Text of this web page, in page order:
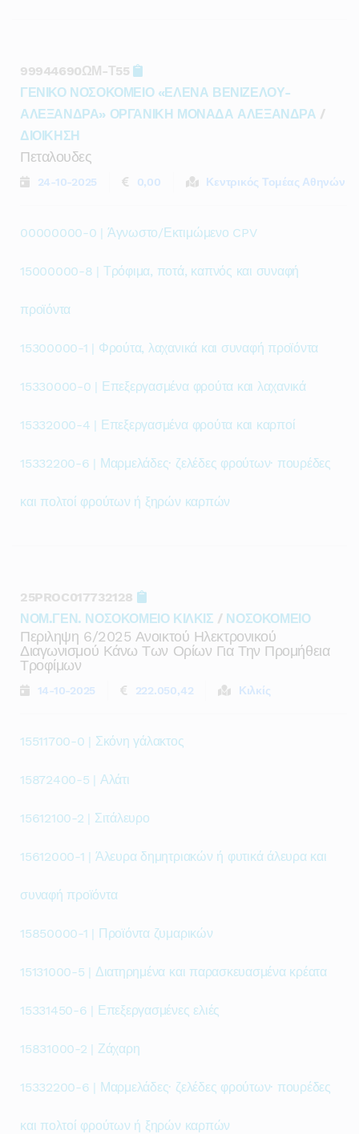
99944690ΩΜ-Τ55
ΓΕΝΙΚΟ ΝΟΣΟΚΟΜΕΙΟ «ΕΛΕΝΑ ΒΕΝΙΖΕΛΟΥ-
ΑΛΕΞΑΝΔΡΑ» ΟΡΓΑΝΙΚΗ ΜΟΝΑΔΑ ΑΛΕΞΑΝΔΡΑ /
ΔΙΟΙΚΗΣΗ
Πεταλουδες
24-10-2025 0,00 Κεντρικός Τομέας Αθηνών
00000000-0 | Άγνωστο/Εκτιμώμενο CPV
15000000-8 | Τρόφιμα, ποτά, καπνός και συναφή
προϊόντα
15300000-1 | Φρούτα, λαχανικά και συναφή προϊόντα
15330000-0 | Επεξεργασμένα φρούτα και λαχανικά
15332000-4 | Επεξεργασμένα φρούτα και καρποί
15332200-6 | Μαρμελάδες· ζελέδες φρούτων· πουρέδες
και πολτοί φρούτων ή ξηρών καρπών
25PROC017732128
ΝΟΜ.ΓΕΝ. ΝΟΣΟΚΟΜΕΙΟ ΚΙΛΚΙΣ / ΝΟΣΟΚΟΜΕΙΟ
Περιληψη 6/2025 Ανοικτού Ηλεκτρονικού
Διαγωνισμού Κάνω Των Ορίων Για Την Προμήθεια
Τροφίμων
14-10-2025 222.050,42 Κιλκίς
15511700-0 | Σκόνη γάλακτος
15872400-5 | Αλάτι
15612100-2 | Σιτάλευρο
15612000-1 | Άλευρα δημητριακών ή φυτικά άλευρα και
συναφή προϊόντα
15850000-1 | Προϊόντα ζυμαρικών
15131000-5 | Διατηρημένα και παρασκευασμένα κρέατα
15331450-6 | Επεξεργασμένες ελιές
15831000-2 | Ζάχαρη
15332200-6 | Μαρμελάδες· ζελέδες φρούτων· πουρέδες
και πολτοί φρούτων ή ξηρών καρπών